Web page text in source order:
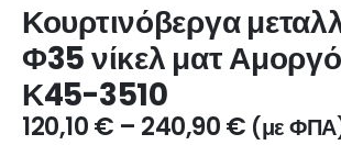
Κουρτινόβεργα
Φ35 νίκελ ματ
Κ45-3510
120,10€ – 240,90€ (με